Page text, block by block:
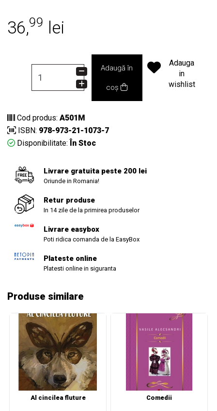
36,99 lei
Adaugă în
coș
Adauga
in
wishlist
Cod produs: A501M
ISBN: 978-973-21-1073-7
Disponibilitate: În Stoc
Livrare gratuita peste 200 lei
Oriunde in Romania!
Retur produse
In 14 zile de la primirea produselor
Livrare easybox
Poti ridica comanda de la EasyBox
Plateste online
Platesti online in siguranta
Produse similare
Al cincilea fluture Comedii